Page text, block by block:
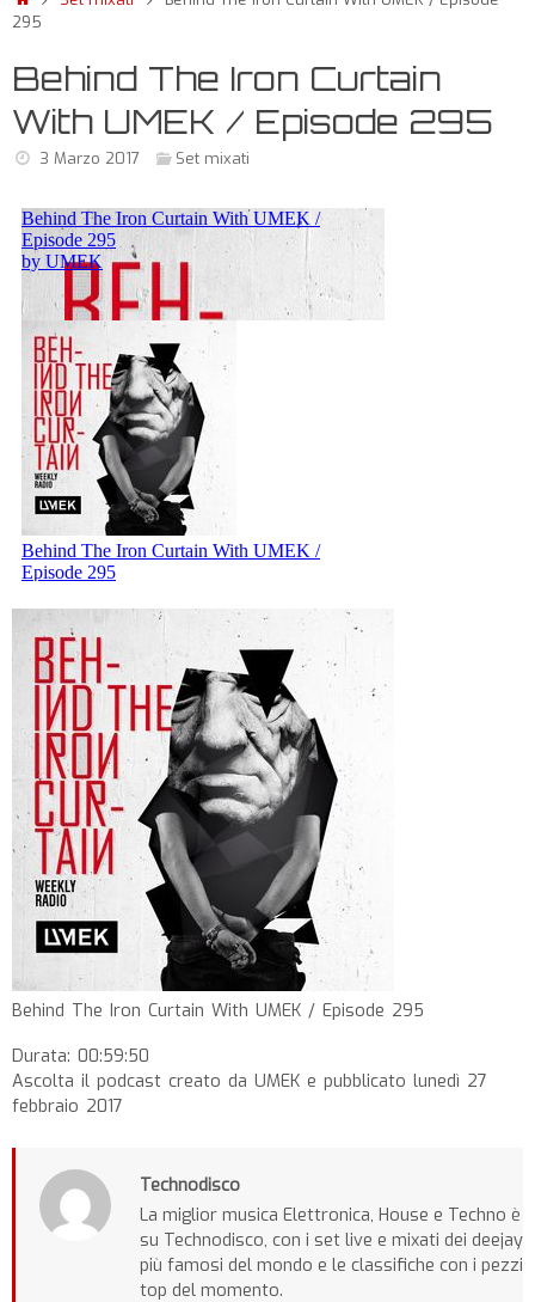
295
Behind The Iron Curtain
With UMEK / Episode 295
3 Marzo 2017 Set mixati
Behind The Iron Curtain With UMEK / Episode 295
Durata: 00:59:50
Ascolta il podcast creato da UMEK e pubblicato lunedì 27
febbraio 2017
Technodisco
La miglior musica Elettronica, House e Techno è
su Technodisco, con i set live e mixati dei deejay
più famosi del mondo e le classifiche con i pezzi
top del momento.